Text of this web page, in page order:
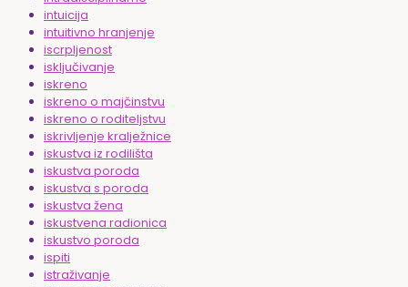
intuicija
intuitivno hranjenje
iscrpljenost
isključivanje
iskreno
iskreno o majčinstvu
iskreno o roditeljstvu
iskrivljenje kralježnice
iskustva iz rodilišta
iskustva poroda
iskustva s poroda
iskustva žena
iskustvena radionica
iskustvo poroda
ispiti
istraživanje